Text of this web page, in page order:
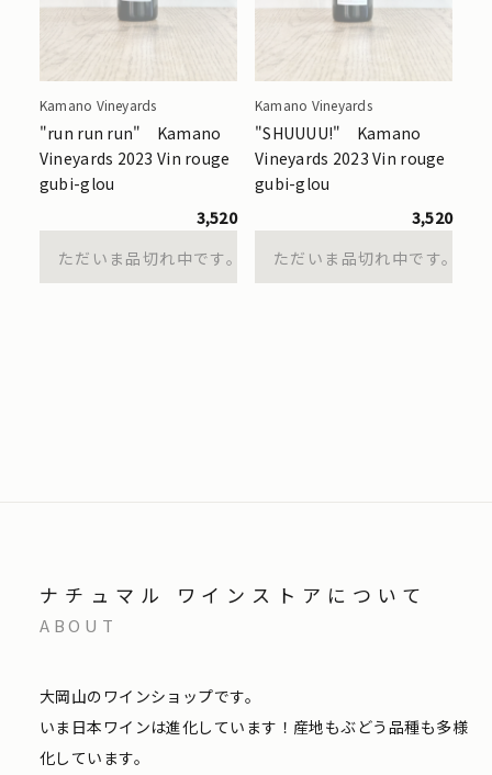
Kamano Vineyards
"run run run" Kamano
Vineyards 2023 Vin rouge
gubi-glou
3,520
ただいま品切れ中です。
Kamano Vineyards
"SHUUUU!" Kamano
Vineyards 2023 Vin rouge
gubi-glou
3,520
ただいま品切れ中です。
ナチュマル ワインストアについて
ABOUT
大岡山のワインショップです。
いま日本ワインは進化しています！産地もぶどう品種も多様
化しています。